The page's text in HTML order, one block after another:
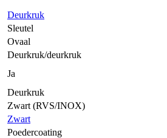
Deurkruk
Sleutel
Ovaal
Deurkruk/deurkruk
Ja
Deurkruk
Zwart (RVS/INOX)
Zwart
Poedercoating